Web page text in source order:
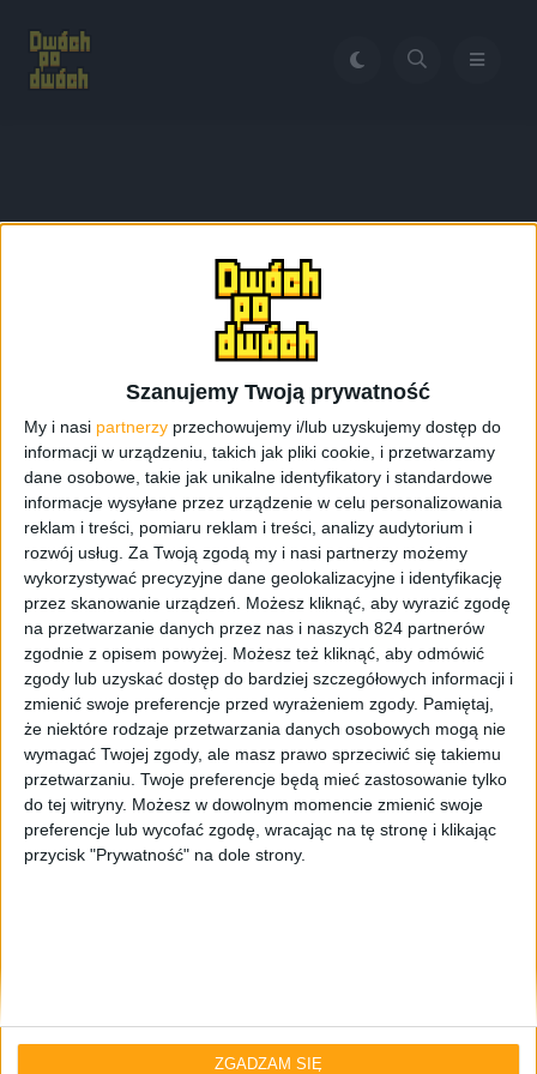
Szanujemy Twoją prywatność
My i nasi partnerzy przechowujemy i/lub uzyskujemy dostęp do
informacji w urządzeniu, takich jak pliki cookie, i przetwarzamy
dane osobowe, takie jak unikalne identyfikatory i standardowe
informacje wysyłane przez urządzenie w celu personalizowania
reklam i treści, pomiaru reklam i treści, analizy audytorium i
rozwój usług. Za Twoją zgodą my i nasi partnerzy możemy
wykorzystywać precyzyjne dane geolokalizacyjne i identyfikację
przez skanowanie urządzeń. Możesz kliknąć, aby wyrazić zgodę
na przetwarzanie danych przez nas i naszych 824 partnerów
zgodnie z opisem powyżej. Możesz też kliknąć, aby odmówić
zgody lub uzyskać dostęp do bardziej szczegółowych informacji i
zmienić swoje preferencje przed wyrażeniem zgody. Pamiętaj,
że niektóre rodzaje przetwarzania danych osobowych mogą nie
wymagać Twojej zgody, ale masz prawo sprzeciwić się takiemu
przetwarzaniu. Twoje preferencje będą mieć zastosowanie tylko
do tej witryny. Możesz w dowolnym momencie zmienić swoje
preferencje lub wycofać zgodę, wracając na tę stronę i klikając
przycisk "Prywatność" na dole strony.
ZGADZAM SIĘ
Indiana Jones i Wielki
Recenzje gier Gry
Kto nie lubi archeologa z biczem?
Recenzja gry Indiana Jones i Wielki Krąg